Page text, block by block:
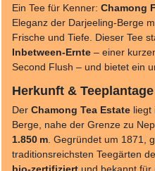
Ein Tee für Kenner: Chamong
Eleganz der Darjeeling-Berge
Frische und Tiefe. Dieser Tee
Inbetween-Ernte – einer
Second Flush – und bietet ein
Herkunft & Teeplantage
Der Chamong Tea Estate liegt
Berge, nahe der Grenze zu
1.850 m . Gegründet um 1871,
traditionsreichsten Teegärten